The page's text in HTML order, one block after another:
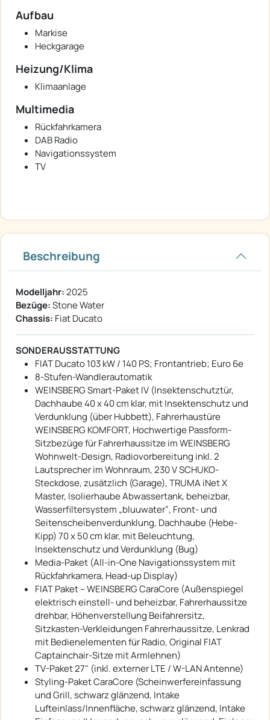
Aufbau
Markise
Heckgarage
Heizung/Klima
Klimaanlage
Multimedia
Rückfahrkamera
DAB Radio
Navigationssystem
TV
Beschreibung
Modelljahr:2025
Bezüge:Stone Water
Chassis: Fiat Ducato
SONDERAUSSTATTUNG
FIAT Ducato 103 kW / 140 PS; Frontantrieb; Euro 6e
8-Stufen-Wandlerautomatik
WEINSBERG Smart-Paket IV (Insektenschutztür,
Dachhaube 40 x 40 cm klar, mit Insektenschutz und
Verdunklung (über Hubbett), Fahrerhaustüre
WEINSBERG KOMFORT, Hochwertige Passform-
Sitzbezüge für Fahrerhaussitze im WEINSBERG
Wohnwelt-Design, Radiovorbereitung inkl. 2
Lautsprecher im Wohnraum, 230 V SCHUKO-
Steckdose, zusätzlich (Garage), TRUMA iNet X
Master, Isolierhaube Abwassertank, beheizbar,
Wasserfiltersystem „bluuwater“, Front- und
Seitenscheibenverdunklung, Dachhaube (Hebe-
Kipp) 70 x 50 cm klar, mit Beleuchtung,
Insektenschutz und Verdunklung (Bug)
Media-Paket (All-in-One Navigationssystem mit
Rückfahrkamera, Head-up Display)
FIAT Paket – WEINSBERG CaraCore (Außenspiegel
elektrisch einstell- und beheizbar, Fahrerhaussitze
drehbar, Höhenverstellung Beifahrersitz,
Sitzkasten-Verkleidungen Fahrerhaussitze, Lenkrad
mit Bedienelementen für Radio, Original FIAT
Captainchair-Sitze mit Armlehnen)
TV-Paket 27" (inkl. externer LTE / W-LAN Antenne)
Styling-Paket CaraCore (Scheinwerfereinfassung
und Grill, schwarz glänzend, Intake
Lufteinlass/Innenfläche, schwarz glänzend, Intake